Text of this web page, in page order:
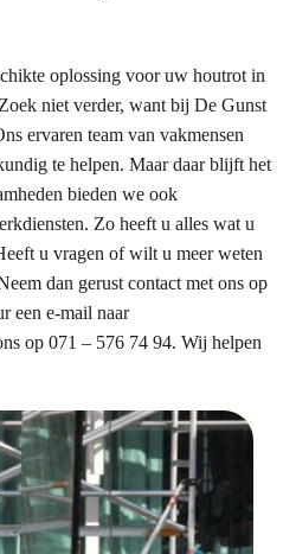
oplossing voor uw houtrot in
niet verder, want bij De Gunst
ervaren team van vakmensen
te helpen. Maar daar blijft het
bieden we ook
Zo heeft u alles wat u
u vragen of wilt u meer weten
dan gerust contact met ons op
een e-mail naar
op 071 – 576 74 94. Wij helpen